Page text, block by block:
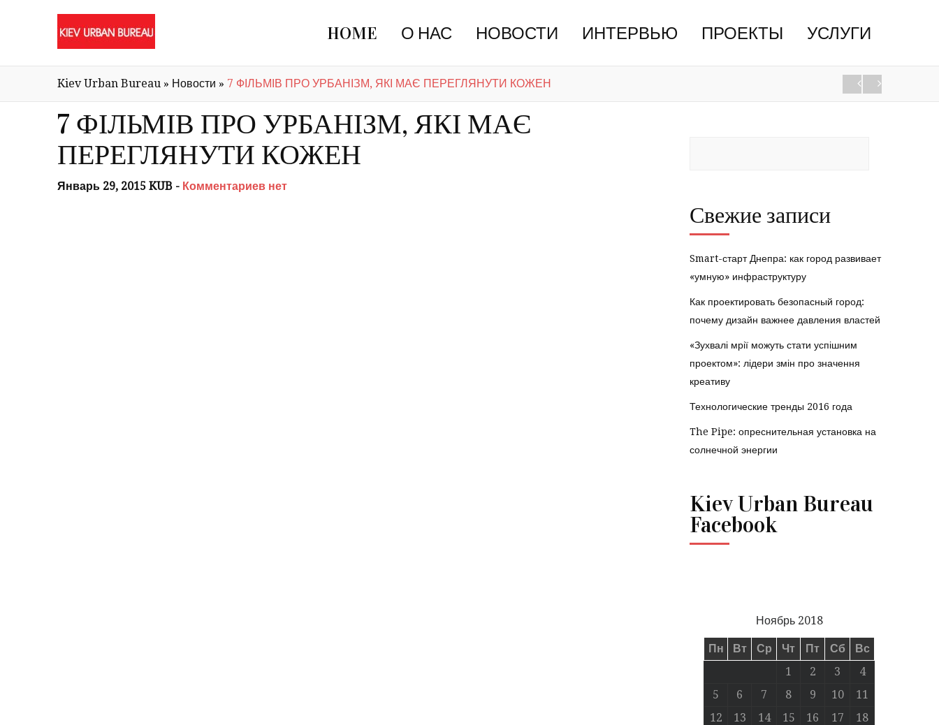
HOME О НАС НОВОСТИ ИНТЕРВЬЮ ПРОЕКТЫ УСЛУГИ
Kiev Urban Bureau » Новости » 7 ФІЛЬМІВ ПРО УРБАНІЗМ, ЯКІ МАЄ ПЕРЕГЛЯНУТИ КОЖЕН
7 ФІЛЬМІВ ПРО УРБАНІЗМ, ЯКІ МАЄ
ПЕРЕГЛЯНУТИ КОЖЕН
Январь 29, 2015 KUB - Комментариев нет
Свежие записи
Smart-старт Днепра: как город развивает
«умную» инфраструктуру
Как проектировать безопасный город:
почему дизайн важнее давления властей
«Зухвалі мрії можуть стати успішним
проектом»: лідери змін про значення
креативу
Технологические тренды 2016 года
The Pipe: опреснительная установка на
солнечной энергии
Kiev Urban Bureau
Facebook
Ноябрь 2018
Пн Вт Ср Чт Пт Сб Вс
1 2 3
4
5
6 7 8 9 10
11
12
13 14 15 16 17
18